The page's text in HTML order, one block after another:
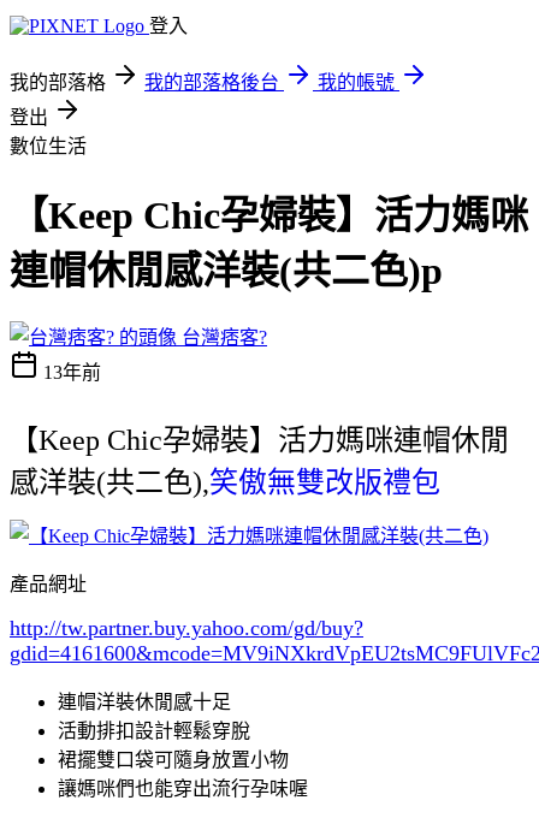
登入
我的部落格 我的部落格後台
我的帳號
登出
數位生活
【Keep Chic孕婦裝】活力媽咪
連帽休閒感洋裝(共二色)p
台灣痞客?
13年前
【Keep Chic孕婦裝】活力媽咪連帽休閒
感洋裝(共二色),笑傲無雙改版禮包
產品網址
http://tw.partner.buy.yahoo.com/gd/buy?
gdid=4161600
連帽洋裝休閒感十足
活動排扣設計輕鬆穿脫
裙擺雙口袋可隨身放置小物
讓媽咪們也能穿出流行孕味喔